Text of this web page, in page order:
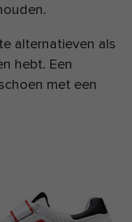
alternatieven als
hebt. Een
met een